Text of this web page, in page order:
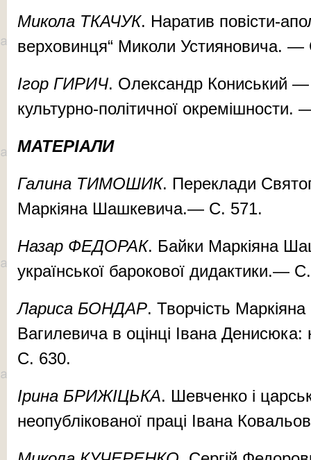
Микола ТКАЧУК. Наратив повісти-
верховинця“ Миколи Устияновича. —
Ігор ГИРИЧ. Олександр Кониський —
культурно-політичної
МАТЕРІАЛИ
Галина ТИМОШИК. Переклади
Маркіяна Шашкевича.— С. 571.
Назар ФЕДОРАК. Байки Маркіяна
української барокової дидактики.—
Лариса БОНДАР. Творчість
Вагилевича в оцінці Івана
С. 630.
Ірина БРИЖІЦЬКА. Шевченко і
неопублікованої праці Івана